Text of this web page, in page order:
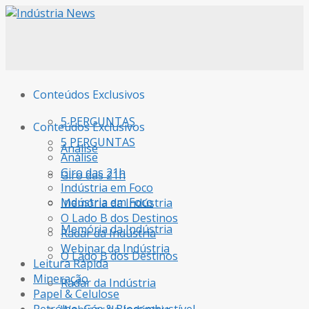
Conteúdos Exclusivos
5 PERGUNTAS
Análise
Giro das 21h
Indústria em Foco
Memória da Indústria
O Lado B dos Destinos
Radar da Indústria
Conteúdos Exclusivos
5 PERGUNTAS
Análise
Giro das 21h
Indústria em Foco
Memória da Indústria
O Lado B dos Destinos
Radar da Indústria
Webinar da Indústria
Leitura Rápida
Mineração
Papel & Celulose